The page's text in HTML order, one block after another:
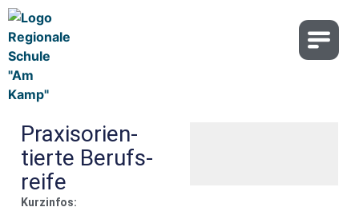
Pra­xis­ori­en­
tier­te Berufs­
rei­fe
Kurz­in­fos: